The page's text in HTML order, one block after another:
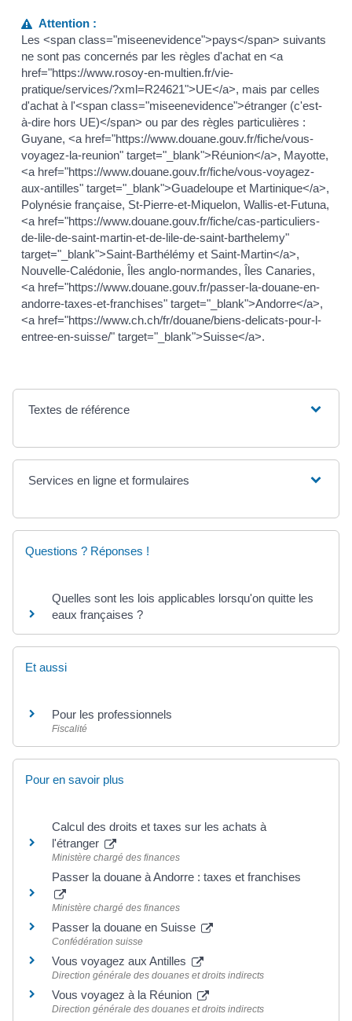
Attention :
Les <span class="miseenevidence">pays</span> suivants
ne sont pas concernés par les règles d'achat en <a
href="https://www.rosoy-en-multien.fr/vie-
pratique/services/?xml=R24621">UE</a>, mais par celles
d'achat à l'<span class="miseenevidence">étranger (c'est-
à-dire hors UE)</span> ou par des règles particulières :
Guyane, <a href="https://www.douane.gouv.fr/fiche/vous-
voyagez-la-reunion" target="_blank">Réunion</a>, Mayotte,
<a href="https://www.douane.gouv.fr/fiche/vous-voyagez-
aux-antilles" target="_blank">Guadeloupe et Martinique</a>,
Polynésie française, St-Pierre-et-Miquelon, Wallis-et-Futuna,
<a href="https://www.douane.gouv.fr/fiche/cas-particuliers-
de-lile-de-saint-martin-et-de-lile-de-saint-barthelemy"
target="_blank">Saint-Barthélémy et Saint-Martin</a>,
Nouvelle-Calédonie, Îles anglo-normandes, Îles Canaries,
<a href="https://www.douane.gouv.fr/passer-la-douane-en-
andorre-taxes-et-franchises" target="_blank">Andorre</a>,
<a href="https://www.ch.ch/fr/douane/biens-delicats-pour-l-
entree-en-suisse/" target="_blank">Suisse</a>.
Textes de référence
Services en ligne et formulaires
Questions ? Réponses !
Quelles sont les lois applicables lorsqu'on quitte les
eaux françaises ?
Et aussi
Pour les professionnels
Fiscalité
Pour en savoir plus
Calcul des droits et taxes sur les achats à
l'étranger
Ministère chargé des finances
Passer la douane à Andorre : taxes et franchises
Ministère chargé des finances
Passer la douane en Suisse
Confédération suisse
Vous voyagez aux Antilles
Direction générale des douanes et droits indirects
Vous voyagez à la Réunion
Direction générale des douanes et droits indirects